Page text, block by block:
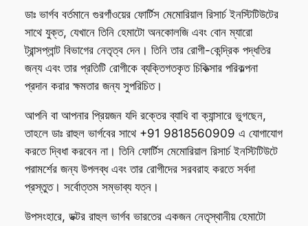
ডাঃ ভার্গব বর্তমানে গুরগাঁওয়ের ফোর্টিস মেমোরিয়াল রিসার্চ ইনস্টিটিউটের
সাথে যুক্ত, যেখানে তিনি হেমাটো অনকোলজি এবং বোন ম্যারো
ট্রান্সপ্লান্ট বিভাগের নেতৃত্ব দেন। তিনি তার রোগী-কেন্দ্রিক পদ্ধতির
জন্য এবং তার প্রতিটি রোগীকে ব্যক্তিগতকৃত চিকিত্সার পরিকল্পনা
প্রদান করার ক্ষমতার জন্য সুপরিচিত।
আপনি বা আপনার প্রিয়জন যদি রক্তের ব্যাধি বা ক্যান্সারে ভুগছেন,
তাহলে ডাঃ রাহুল ভার্গবের সাথে +91 9818560909 এ যোগাযোগ
করতে দ্বিধা করবেন না। তিনি ফোর্টিস মেমোরিয়াল রিসার্চ ইনস্টিটিউটে
পরামর্শের জন্য উপলব্ধ এবং তার রোগীদের সরবরাহ করতে সর্বদা
প্রস্তুত। সর্বোত্তম সম্ভাব্য যত্ন।
উপসংহারে, ডক্টর রাহুল ভার্গব ভারতের একজন নেতৃস্থানীয় হেমাটো